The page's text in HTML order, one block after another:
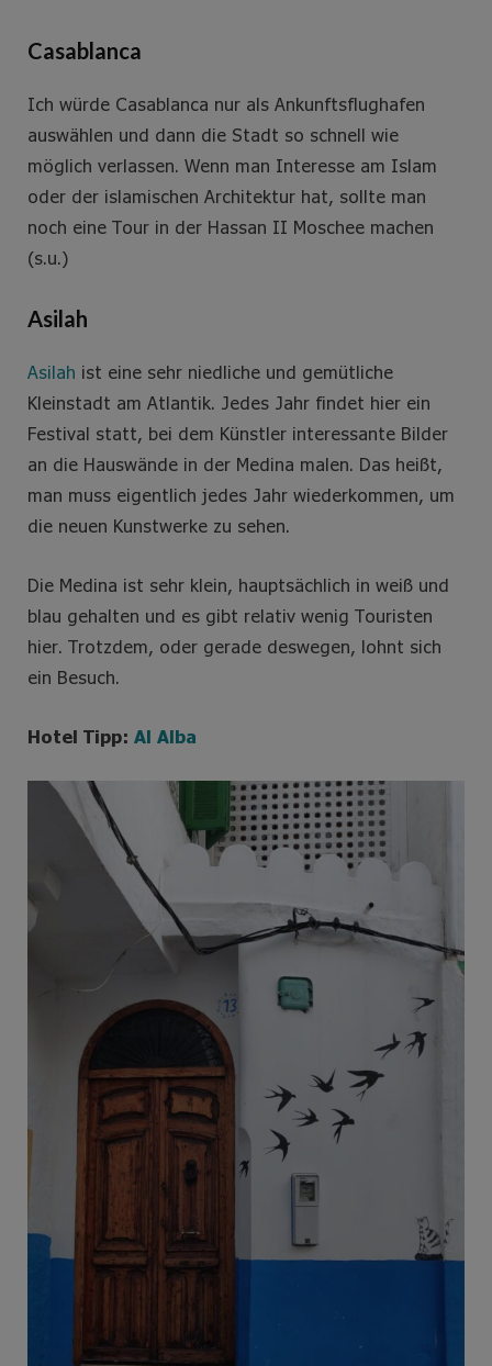
Casablanca
Ich würde Casablanca nur als Ankunftsflughafen
auswählen und dann die Stadt so schnell wie
möglich verlassen. Wenn man Interesse am Islam
oder der islamischen Architektur hat, sollte man
noch eine Tour in der Hassan II Moschee machen
(s.u.)
Asilah
Asilah ist eine sehr niedliche und gemütliche
Kleinstadt am Atlantik. Jedes Jahr findet hier ein
Festival statt, bei dem Künstler interessante Bilder
an die Hauswände in der Medina malen. Das heißt,
man muss eigentlich jedes Jahr wiederkommen, um
die neuen Kunstwerke zu sehen.
Die Medina ist sehr klein, hauptsächlich in weiß und
blau gehalten und es gibt relativ wenig Touristen
hier. Trotzdem, oder gerade deswegen, lohnt sich
ein Besuch.
Hotel Tipp: Al Alba